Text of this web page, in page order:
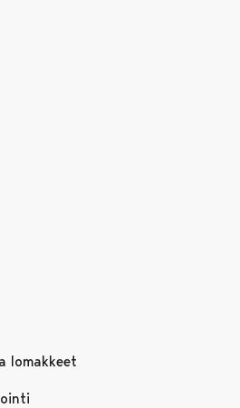
välilehdessä
Youtubessa
välilehdessä
lomakkeet